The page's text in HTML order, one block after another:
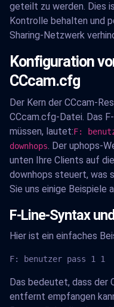
geteilt zu werden. Dies
Kontrolle behalten und
Sharing-Netzwerk
Konfiguration
CCcam.cfg
Der Kern der CCcam-
CCcam.cfg-Datei. Das
müssen, lautet:F:
downhops. Der uphops-
unten Ihre Clients auf
downhops steuert, was
Sie uns einige Beispiele
F-Line-Syntax
Hier ist ein einfaches
F: benutzer pass 1 1
Das bedeutet, dass der
entfernt empfangen